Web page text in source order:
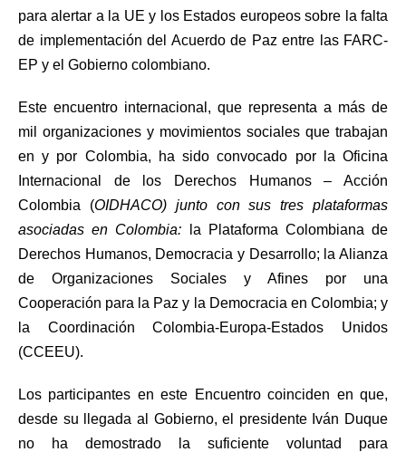
para alertar a la UE y los Estados europeos sobre la falta
de implementación del Acuerdo de Paz entre las FARC-
EP y el Gobierno colombiano.
Este encuentro internacional, que representa a más de
mil organizaciones y movimientos sociales que trabajan
en y por Colombia, ha sido convocado por la Oficina
Internacional de los Derechos Humanos – Acción
Colombia (OIDHACO) junto con sus tres plataformas
asociadas en Colombia:
la Plataforma Colombiana de
Derechos Humanos, Democracia y Desarrollo; la Alianza
de Organizaciones Sociales y Afines por una
Cooperación para la Paz y la Democracia en Colombia; y
la Coordinación Colombia-Europa-Estados Unidos
(CCEEU).
Los participantes en este Encuentro coinciden en que,
desde su llegada al Gobierno, el presidente Iván Duque
no ha demostrado la suficiente voluntad para